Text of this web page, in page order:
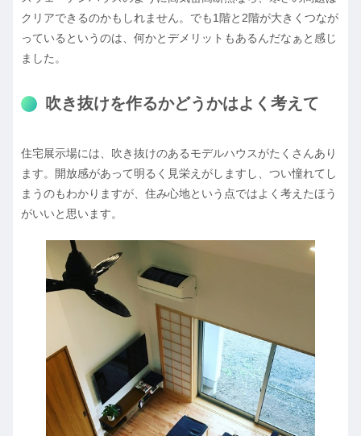
クリアできるのかもしれません。でも1階と2階が大きくつなが
っているというのは、何かとデメリットもあるんだなぁと感じ
ました。
吹き抜けを作るかどうかはよく考えて
住宅展示場には、吹き抜けのあるモデルハウスがたくさんあり
ます。開放感があって明るく見栄えがしますし、つい憧れてし
まうのもわかりますが、住み心地という点ではよく考えたほう
がいいと思います。